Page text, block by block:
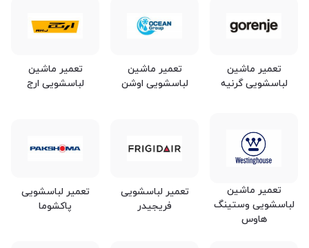
تعمیر ماشین
لباسشویی گرنیه
تعمیر ماشین
لباسشویی اوشن
تعمیر ماشین
لباسشویی ارج
تعمیر ماشین
لباسشویی وستینگ
هاوس
تعمیر لباسشویی
فریجیدر
تعمیر لباسشویی
پاکشوما